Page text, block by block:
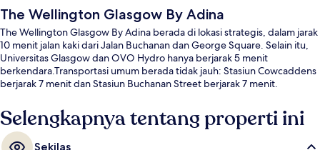
The Wellington Glasgow By Adina
The Wellington Glasgow By Adina berada di lokasi strategis, dalam jarak
10 menit jalan kaki dari Jalan Buchanan dan George Square. Selain itu,
Universitas Glasgow dan OVO Hydro hanya berjarak 5 menit
berkendara.Transportasi umum berada tidak jauh: Stasiun Cowcaddens
berjarak 7 menit dan Stasiun Buchanan Street berjarak 7 menit.
Selengkapnya tentang properti ini
Sekilas